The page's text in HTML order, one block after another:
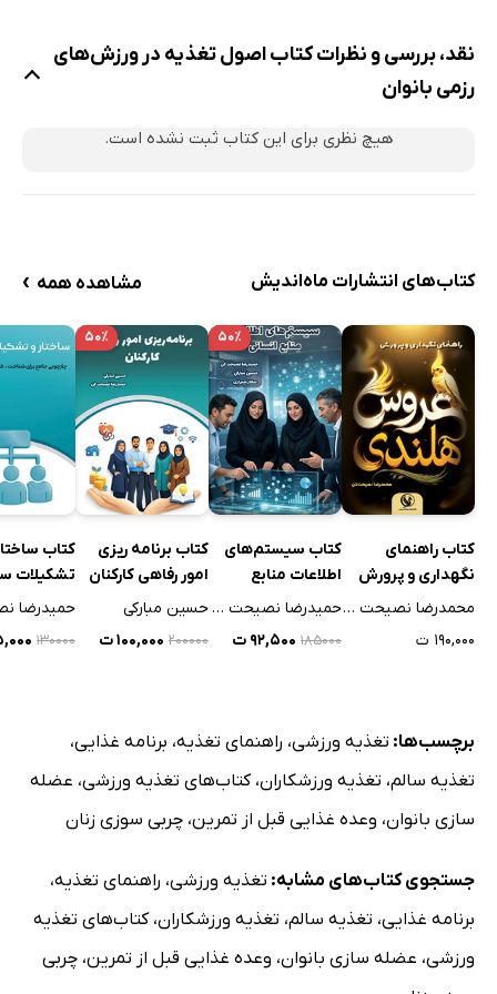
اهمیت ریزمغذی‌ها در ورزش
نقش آهن در بدن بانوان ورزشکار
اهمیت کلسیم برای سلامت استخوان
فصل هفتم: آب و هیدراتاسیون در ورزش
اهمیت آب برای بدن ورزشکار
نقش آب در تنظیم دمای بدن
علائم کم‌آبی در ورزشکاران
میزان مصرف آب در تمرین و مسابقه
نوشیدنی‌های مناسب برای ورزشکاران
فصل هشتم: تغذیه قبل، حین و بعد از تمرین
مقدمه فصل هشتم
اهمیت وعده غذایی قبل از تمرین
تغذیه بعد از تمرین برای ریکاوری
اشتباهات رایج ورزشکاران در تغذیه
جمع‌بندی فصل هشتم
مقدمه فصل نهم
اهمیت کنترل وزن در مسابقات
روش‌های اصولی کاهش وزن
خطرات رژیم‌های سخت
نقد، بررسی و نظرات کتاب اصول تغذیه در ورزش‌های
رزمی بانوان
هیچ نظری برای این کتاب ثبت نشده است.
کتاب‌های انتشارات ماه‌اندیش مشاهده همه ›
کتاب راهنمای
نگهداری و پرورش
عروس هلندی
محمدرضا نصیحت کن
۱۹۰,۰۰۰ ت
۵۰٪
کتاب سیستم‌های
اطلاعات منابع
انسانی
حمیدرضا نصیحت کن
۱۸۵۰۰۰ ۹۲,۵۰۰ ت
۵۰٪
کتاب برنامه ریزی
امور رفاهی کارکنان
حسین مبارکی
۲۰۰۰۰۰ ۱۰۰,۰۰۰ ت
کتاب
تشکیلات
۱۳۰۰۰۰
برچسب‌ها: تغذیه ورزشی، راهنمای تغذیه، برنامه غذایی،
تغذیه سالم، تغذیه ورزشکاران،کتاب‌های تغذیه ورزشی، عضله
سازی بانوان، وعده غذایی قبل از تمرین، چربی سوزی زنان
جستجوی کتاب‌های مشابه: تغذیه ورزشی، راهنمای تغذیه،
برنامه غذایی، تغذیه سالم، تغذیه ورزشکاران،کتاب‌های تغذیه
ورزشی، عضله سازی بانوان، وعده غذایی قبل از تمرین، چربی